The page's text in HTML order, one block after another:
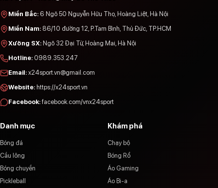
Miền Bắc: 6 Ngõ 50 Nguyễn Hữu Thọ, Hoàng Liệt, Hà Nội
Miền Nam: 86/10 đường 12, P.Tam Bình, Thủ Đức, TP.HCM
Xưởng SX: Ngõ 32 Đại Từ, Hoàng Mai, Hà Nội
Hotline: 0989.353.247
Email: x24sport.vn@gmail.com
Website: https://x24sport.vn
Facebook: facebook.com/vnx24sport
Danh mục
Bóng đá
Cầu lông
Bóng chuyền
Pickleball
Khám phá
Chạy bộ
Bóng Rổ
Áo Gaming
Áo Bi-a